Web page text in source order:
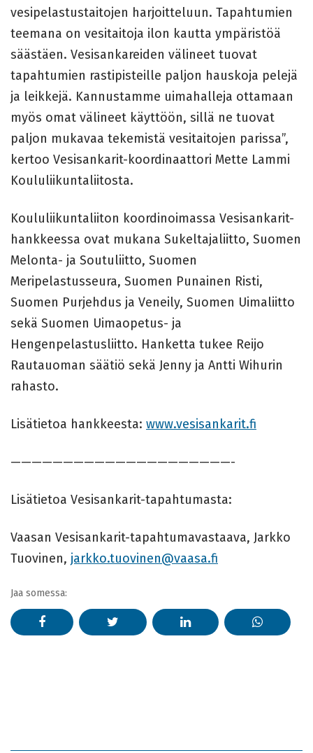
vesipelastustaitojen harjoitteluun. Tapahtumien
teemana on vesitaitoja ilon kautta ympäristöä
säästäen. Vesisankareiden välineet tuovat
tapahtumien rastipisteille paljon hauskoja pelejä
ja leikkejä. Kannustamme uimahalleja ottamaan
myös omat välineet käyttöön, sillä ne tuovat
paljon mukavaa tekemistä vesitaitojen parissa”,
kertoo Vesisankarit-koordinaattori Mette Lammi
Koululiikuntaliitosta.
Koululiikuntaliiton koordinoimassa Vesisankarit-
hankkeessa ovat mukana Sukeltajaliitto, Suomen
Melonta- ja Soutuliitto, Suomen
Meripelastusseura, Suomen Punainen Risti,
Suomen Purjehdus ja Veneily, Suomen Uimaliitto
sekä Suomen Uimaopetus- ja
Hengenpelastusliitto. Hanketta tukee Reijo
Rautauoman säätiö sekä Jenny ja Antti Wihurin
rahasto.
Lisätietoa hankkeesta: www.vesisankarit.fi
—————————————————————-
Lisätietoa Vesisankarit-tapahtumasta:
Vaasan Vesisankarit-tapahtumavastaava, Jarkko
Tuovinen, jarkko.tuovinen@vaasa.fi
Jaa somessa: